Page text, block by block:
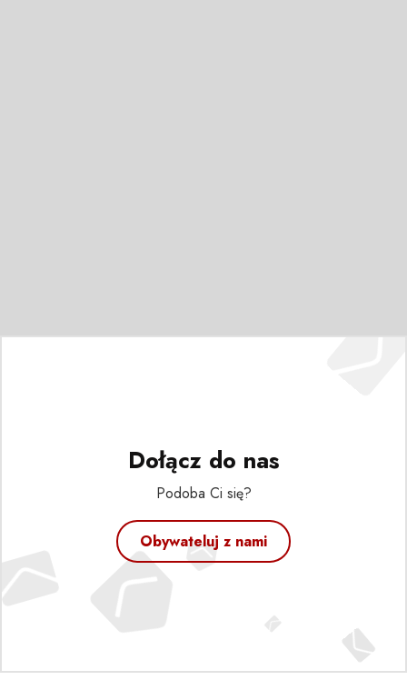
Dołącz do nas
Podoba Ci się?
Obywateluj z nami